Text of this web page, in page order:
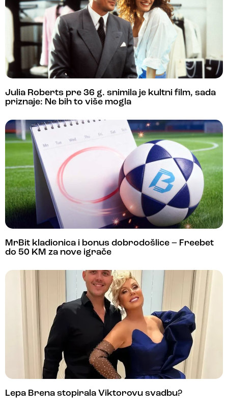
Julia Roberts pre 36 g. snimila je kultni film, sada
priznaje: Ne bih to više mogla
MrBit kladionica i bonus dobrodošlice – Freebet
do 50 KM za nove igrače
Lepa Brena stopirala Viktorovu svadbu?